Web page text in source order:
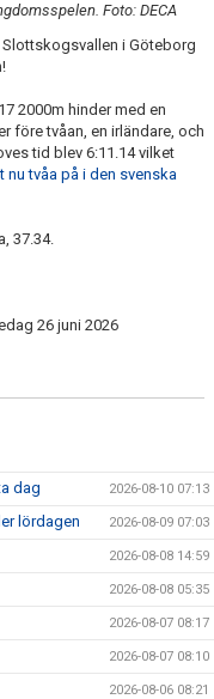
Foto: DECA
i Göteborg
2000m hinder med en
före tvåan, en irländare, och
tid blev 6:11.14 vilket
nu tvåa på i den svenska
37.34.
26 juni 2026
dag 2026-08-10 07:13
lördagen 2026-08-09 07:03
2026-08-08 14:59
2026-08-08 05:35
2026-08-07 08:17
2026-08-07 08:10
2026-08-06 08:21